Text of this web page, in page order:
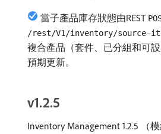
當子產品庫存狀態由REST
/rest/V1/inventory/source-
複合產品（套件、已分組和可
預期更新。
v1.2.5
Inventory Management 1.2.5 （